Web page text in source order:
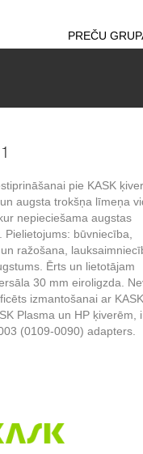
PREČU
pie KASK
augsta trokšņa līmeņa
nepieciešama augstas
būvniecība,
ražošana,
Ērts un lietotājam
30 mm eiroligzda.
izmantošanai ar KASK
Plasma un HP ķiverēm,
(0109-0090) adapters.